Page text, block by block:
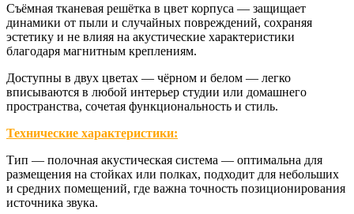
Съёмная тканевая решётка в цвет корпуса — защищает
динамики от пыли и случайных повреждений, сохраняя
эстетику и не влияя на акустические характеристики
благодаря магнитным креплениям.
Доступны в двух цветах — чёрном и белом — легко
вписываются в любой интерьер студии или домашнего
пространства, сочетая функциональность и стиль.
Технические характеристики:
Тип — полочная акустическая система — оптимальна для
размещения на стойках или полках, подходит для небольших
и средних помещений, где важна точность позиционирования
источника звука.